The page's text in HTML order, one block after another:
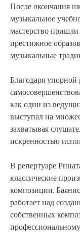
После окончания
музыкальное
мастерство
престижное
музыкальные
Благодаря
как один из
выступал на
захватывая
искренностью
В репертуаре
классические
композиции.
работает над
собственных